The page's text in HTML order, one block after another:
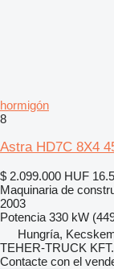
hormigón
8
Astra HD7C 8X4
$ 2.099.000 HUF
Maquinaria de
2003
Potencia 330 kW
Hungría,
TEHER-TRUCK KFT.
Contacte con el